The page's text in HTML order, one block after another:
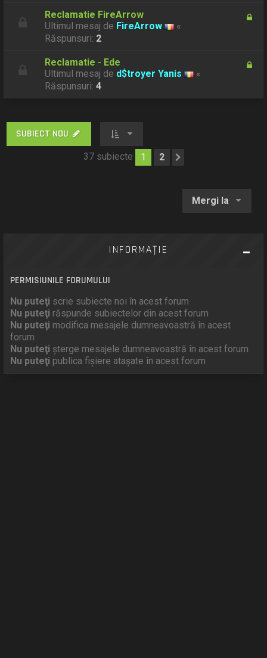
Reclamatie FireArrow
Ultimul mesaj de FireArrow
«
Răspunsuri: 2
Reclamatie - Ede
Ultimul mesaj de d$troyer Yanis
«
Răspunsuri:4
SUBIECT NOU
37 subiecte 1 2
Mergi la
INFORMAŢIE
PERMISIUNILE FORUMULUI
Nu puteţi scrie subiecte noi în acest forum
Nu puteţi răspunde subiectelor din acest forum
Nu puteţi modifica mesajele dumneavoastră în acest
forum
Nu puteţi şterge mesajele dumneavoastră în acest forum
Nu puteţi publica fişiere ataşate în acest forum